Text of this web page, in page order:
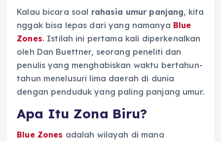
Kalau bicara soal rahasia umur panjang, kita
nggak bisa lepas dari yang namanya Blue
Zones. Istilah ini pertama kali diperkenalkan
oleh Dan Buettner, seorang peneliti dan
penulis yang menghabiskan waktu bertahun-
tahun menelusuri lima daerah di dunia
dengan penduduk yang paling panjang umur.
Apa Itu Zona Biru?
Blue Zones adalah wilayah di mana